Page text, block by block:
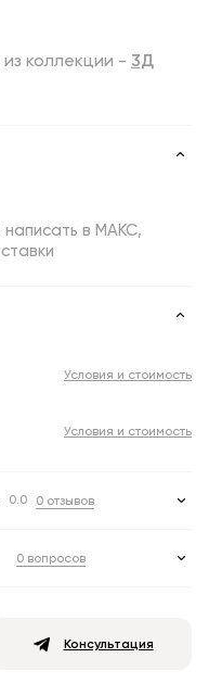
коллекции - 3Д
написать в МАКС,
Условия и стоимость
Условия и стоимость
0.0 0 отзывов
0 вопросов
Консультация